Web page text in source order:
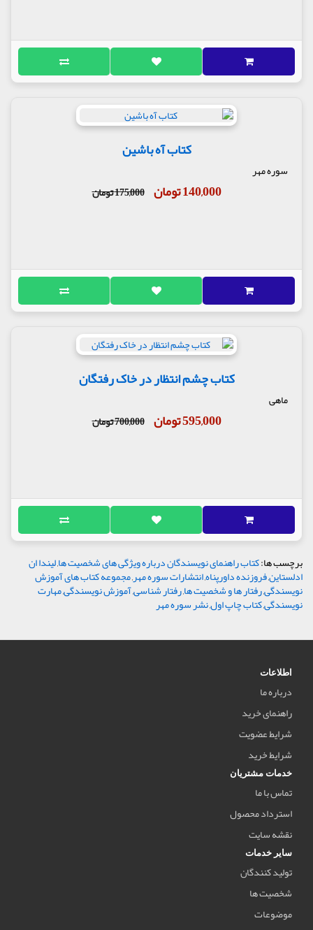
کتاب آه باشین
سوره مهر
140,000 تومان 175,000 تومان
کتاب چشم انتظار در خاک رفتگان
ماهی
595,000 تومان 700,000 تومان
برچسب ها:کتاب راهنمای نویسندگان درباره ویژگی های شخصیت ها,لیندا ان
ادلستاین,فروزنده داورپناه,انتشارات سوره مهر,مجموعه کتاب های آموزش
نویسندگی,رفتار ها و شخصیت ها,رفتار شناسی,آموزش نویسندگی,مهارت
نویسندگی,کتاب چاپ اول,نشر سوره مهر
اطلاعات
درباره ما
راهنمای خرید
شرایط عضویت
شرایط خرید
خدمات مشتریان
تماس با ما
استرداد محصول
نقشه سایت
سایر خدمات
تولید کنندگان
شخصیت ها
موضوعات